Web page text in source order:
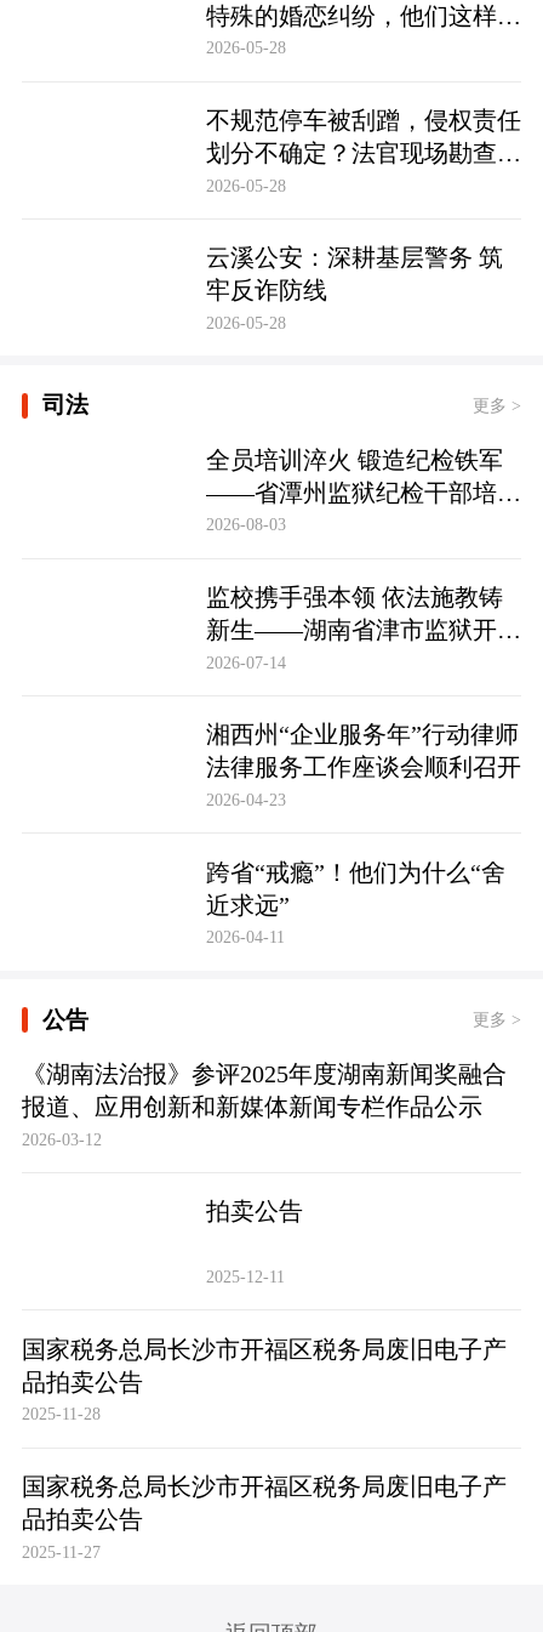
特殊的婚恋纠纷，他们这样化
解……
2026-05-28
不规范停车被刮蹭，侵权责任
划分不确定？法官现场勘查定
争纷
2026-05-28
云溪公安：深耕基层警务 筑
牢反诈防线
2026-05-28
司法 更多 >
全员培训淬火 锻造纪检铁军
——省潭州监狱纪检干部培训
实现全覆盖
2026-08-03
监校携手强本领 依法施教铸
新生——湖南省津市监狱开展
基层警察教育改造专项技能培
2026-07-14
湘西州“企业服务年”行动律师
法律服务工作座谈会顺利召开
2026-04-23
跨省“戒瘾”！他们为什么“舍
近求远”
2026-04-11
公告 更多 >
《湖南法治报》参评2025年度湖南新闻奖融合
报道、应用创新和新媒体新闻专栏作品公示
2026-03-12
拍卖公告
2025-12-11
国家税务总局长沙市开福区税务局废旧电子产
品拍卖公告
2025-11-28
国家税务总局长沙市开福区税务局废旧电子产
品拍卖公告
2025-11-27